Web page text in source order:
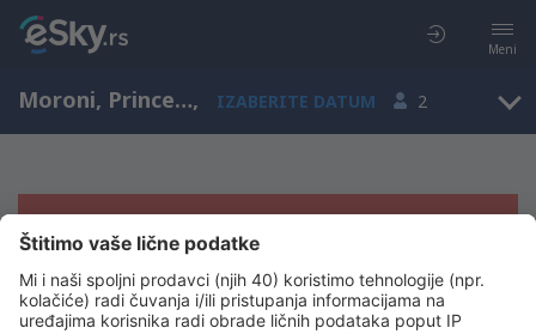
Meni
Moroni, Prince Said Ibrahim, Grande Comore, Komori (HAH), IZABERITE DATUM 2
Žao nam je, ne možemo da prikažemo
rezultate